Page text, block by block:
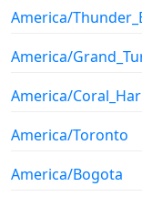
America/
America/
America/
America/Toronto
America/Bogota